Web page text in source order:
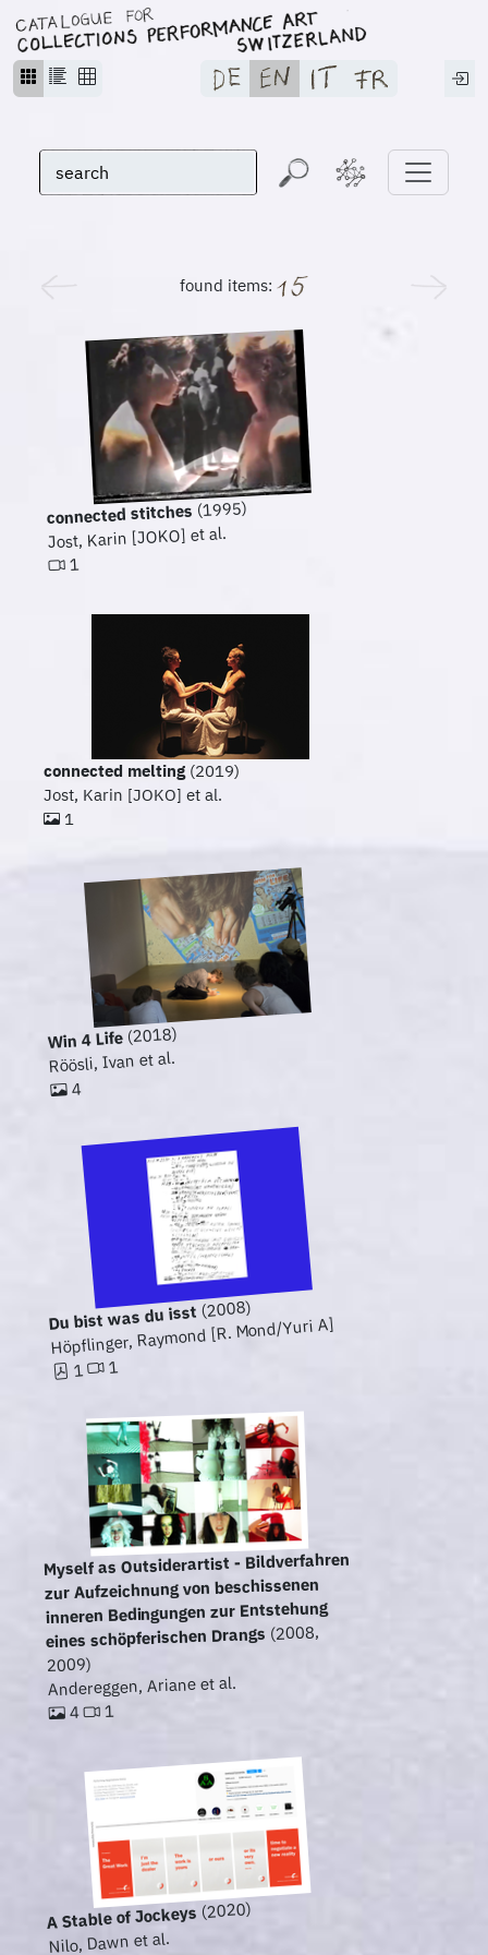
found items:
connected stitches (1995)
Jost, Karin [JOKO] et al.
1
connected melting(2019)
Jost, Karin [JOKO] et al.
1
Win 4 Life(2018)
Röösli, Ivan et al.
4
Du bist was du isst(2008)
Höpflinger, Raymond [R. Mond/Yuri A]
1 1
Myself as Outsiderartist - Bildverfahren
zur Aufzeichnung von beschissenen
inneren Bedingungen zur Entstehung
eines schöpferischen Drangs (2008,
2009)
Andereggen, Ariane et al.
4 1
A Stable of Jockeys(2020)
Nilo, Dawn et al.